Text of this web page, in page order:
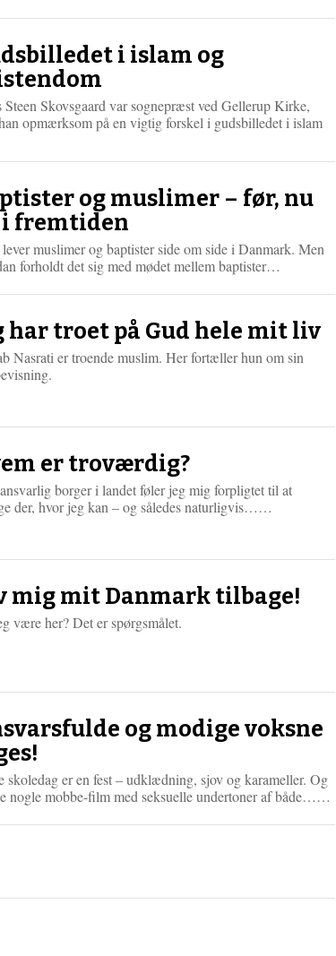
s
e
i islam og
Steen Skovsgaard var sognepræst ved Gellerup Kirke,
opmærksom på en vigtig forskel i gudsbilledet i islam
m
e
r
e
og muslimer – før, nu
i fremtiden
muslimer og baptister side om side i Danmark. Men
forholdt det sig med mødet mellem baptister…
s
e
e
har troet på Gud hele mit liv
Nasrati er troende muslim. Her fortæller hun om sin
er troværdig?
borger i landet føler jeg mig forpligtet til at
der, hvor jeg kan – og således naturligvis……
m
r
e
mig mit Danmark tilbage!
være her? Det er spørgsmålet.
og modige voksne
skoledag er en fest – udklædning, sjov og karameller. Og
nogle mobbe-film med seksuelle undertoner af både……
s
e